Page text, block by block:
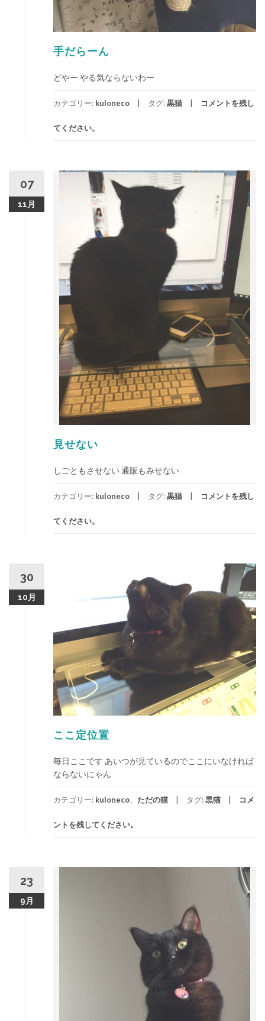
手だらーん
どやー やる気ならないわー
カテゴリー: kuloneco タグ:黒猫 コメントを残し
てください。
07
11月
見せない
しごともさせない 通販もみせない
カテゴリー: kuloneco タグ:黒猫 コメントを残し
てください。
30
10月
ここ定位置
毎日ここです あいつが見ているのでここにいなければ
ならないにゃん
カテゴリー: kuloneco ただの猫 タグ:黒猫 コメ
ントを残してください。
23
9月